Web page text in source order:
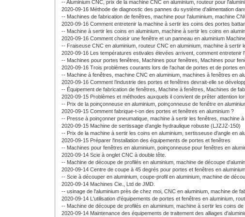
--Aluminium CNC, prix de la machine CNC en aluminium, routeur pour
2020-09-16 Méthode de diagnostic des pannes du système d'alimentation
-- Machines de fabrication de fenêtres, machine pour l'aluminium, machine
2020-09-16 Comment entretenir la machine à sertir les coins des portes
-- Machine à sertir les coins en aluminium, machine à sertir les coins en
2020-09-16 Comment choisir une fenêtre et un panneau en aluminium
-- Fraiseuse CNC en aluminium, routeur CNC en aluminium, machine à sertir
2020-09-16 Les températures estivales élevées arrivent, comment entretenir
-- Machines pour portes fenêtres, Machines pour fenêtres, Machines pour
2020-09-16 Trois problèmes courants lors de l'achat de portes et de portes
-- Machine à fenêtres, machine CNC en aluminium, machines à fenêtres en
2020-09-16 Comment l’industrie des portes et fenêtres devrait-elle se
-- Équipement de fabrication de fenêtres, Machine à fenêtres, Machines de
2020-09-15 Problèmes et méthodes auxquels il convient de prêter attention
-- Prix ​​de la poinçonneuse en aluminium, poinçonneuse de fenêtre en
2020-09-15 Comment fabrique-t-on des portes et fenêtres en aluminium ?
-- Presse à poinçonner pneumatique, machine à sertir les fenêtres, machine à
2020-09-15 Machine de sertissage d'angle hydraulique robuste (LJZJZ-150)
-- Prix ​​de la machine à sertir les coins en aluminium, sertisseuse d'angle en
2020-09-15 Préparer l'installation des équipements de portes et fenêtres
-- Machines pour fenêtres en aluminium, poinçonneuse pour fenêtres en
2020-09-14 Scie à onglet CNC à double tête.
-- Machine de découpe de profilés en aluminium, machine de découpe
2020-09-14 Centre de coupe à 45 degrés pour portes et fenêtres en
-- Scie à découper en aluminium, coupe-profil en aluminium, machine de
2020-09-14 Machines Cie., Ltd de JMD.
-- usinage de l'aluminium près de chez moi, CNC en aluminium, machine de
2020-09-14 L'utilisation d'équipements de portes et fenêtres en aluminium,
-- Machine de découpe de profilés en aluminium, machine à sertir les coins de
2020-09-14 Maintenance des équipements de traitement des alliages